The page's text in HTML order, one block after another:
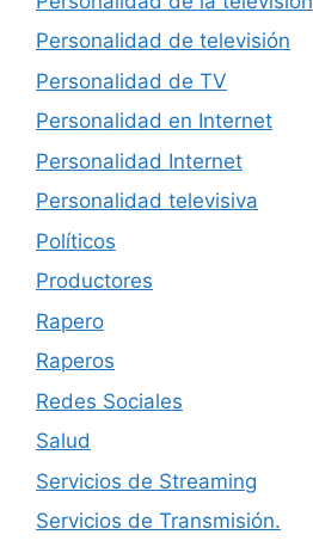
Personalidad de televisión
Personalidad de TV
Personalidad en Internet
Personalidad Internet
Personalidad televisiva
Políticos
Productores
Rapero
Raperos
Redes Sociales
Salud
Servicios de Streaming
Servicios de Transmisión.